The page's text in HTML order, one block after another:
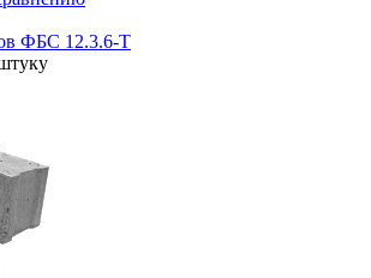
ФБС 12.3.6-Т